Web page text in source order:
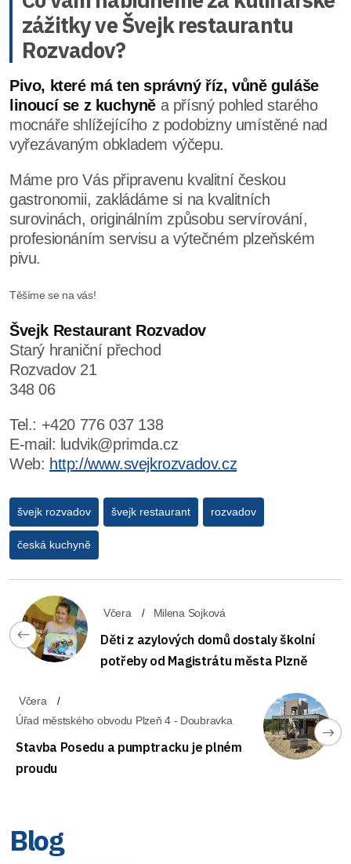
zážitky ve Švejk restaurantu
Rozvadov?
Pivo, které má ten správný říz, vůně guláše
linoucí se z kuchyně a přísný pohled starého
mocnáře shlížejícího z podobizny umístěné nad
vyřezávaným obkladem výčepu.
Máme pro Vás připravenu kvalitní českou
gastronomii, zakládáme si na kvalitních
surovinách, originálním způsobu servírování,
profesionáním servisu a výtečném plzeňském
pivu.
Těšíme se na vás!
Švejk Restaurant Rozvadov
Starý hraniční přechod
Rozvadov 21
348 06
Tel.: +420 776 037 138
E-mail: ludvik@primda.cz
Web: http://www.svejkrozvadov.cz
švejk rozvadov švejk restaurant rozvadov
česká kuchyně
Včera Milena Sojková
Děti z azylových domů dostaly školní
potřeby od Magistrátu města Plzně
Včera
Úřad městského obvodu Plzeň 4 - Doubravka
Stavba Posedu a pumptracku je plném
proudu
Blog